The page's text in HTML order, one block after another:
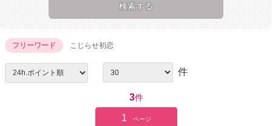
フリーワード こじらせ初恋
件
3件
1 ページ